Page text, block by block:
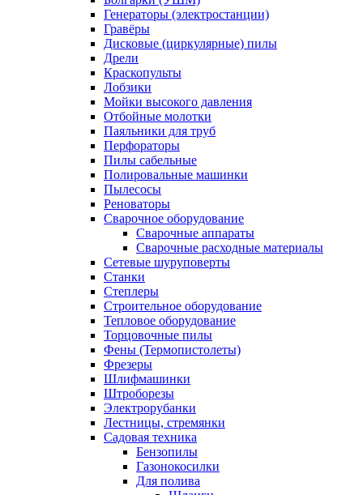
Генераторы (электростанции)
Гравёры
Дисковые (циркулярные) пилы
Дрели
Краскопульты
Лобзики
Мойки высокого давления
Отбойные молотки
Паяльники для труб
Перфораторы
Пилы сабельные
Полировальные машинки
Пылесосы
Реноваторы
Сварочное оборудование
Сварочные аппараты
Сварочные расходные материалы
Сетевые шуруповерты
Станки
Степлеры
Строительное оборудование
Тепловое оборудование
Торцовочные пилы
Фены (Термопистолеты)
Фрезеры
Шлифмашинки
Штроборезы
Электрорубанки
Лестницы, стремянки
Садовая техника
Бензопилы
Газонокосилки
Для полива